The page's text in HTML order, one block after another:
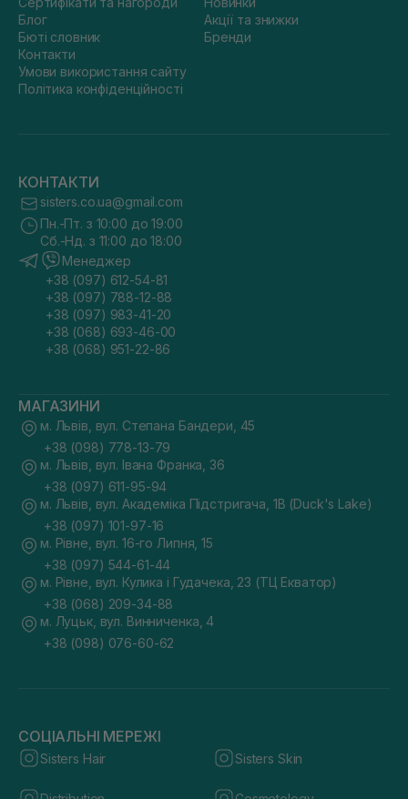
Блог
Бюті словник
Контакти
Умови використання сайту
Політика конфіденційності
Акції та знижки
Бренди
КОНТАКТИ
sisters.co.ua@gmail.com
Пн.-Пт. з 10:00 до 19:00
Сб.-Нд. з 11:00 до 18:00
Менеджер
+38 (097) 612-54-81
+38 (097) 788-12-88
+38 (097) 983-41-20
+38 (068) 693-46-00
+38 (068) 951-22-86
МАГАЗИНИ
м. Львів, вул. Степана Бандери, 45
+38 (098) 778-13-79
м. Львів, вул. Івана Франка, 36
+38 (097) 611-95-94
м. Львів, вул. Академіка Підстригача, 1В (Duck's Lake)
+38 (097) 101-97-16
м. Рівне, вул. 16-го Липня, 15
+38 (097) 544-61-44
м. Рівне, вул. Кулика і Гудачека, 23 (ТЦ Екватор)
+38 (068) 209-34-88
м. Луцьк, вул. Винниченка, 4
+38 (098) 076-60-62
СОЦІАЛЬНІ МЕРЕЖІ
Sisters Hair Sisters Skin